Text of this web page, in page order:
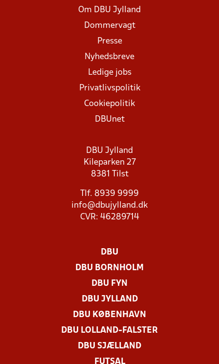
Om DBU Jylland
Dommervagt
Presse
Nyhedsbreve
Ledige jobs
Privatlivspolitik
Cookiepolitik
DBUnet
DBU Jylland
Kileparken 27
8381 Tilst
Tlf. 8939 9999
info@dbujylland.dk
CVR: 46289714
DBU
DBU BORNHOLM
DBU FYN
DBU JYLLAND
DBU KØBENHAVN
DBU LOLLAND-FALSTER
DBU SJÆLLAND
FUTSAL